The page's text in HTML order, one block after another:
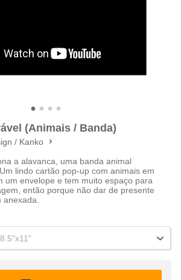
(Animais / Banda)
/ Kanko
a alavanca, uma banda animal
lindo cartão pop-up com animais em
um envelope e tem muito espaço para
então porque não dar de presente